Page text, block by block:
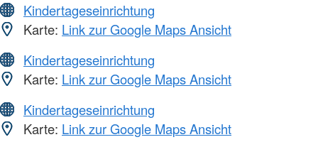
Kindertageseinrichtung
Karte: Link zur Google Maps Ansicht
Kindertageseinrichtung
Karte: Link zur Google Maps Ansicht
Kindertageseinrichtung
Karte: Link zur Google Maps Ansicht